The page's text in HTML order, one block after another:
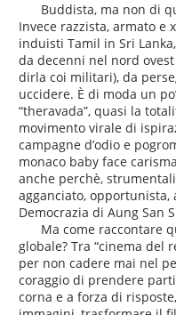
Buddista, ma non di
Invece razzista, armato e
induisti Tamil in Sri
da decenni nel nord
dirla coi militari), da
uccidere. È di moda un
“theravada”, quasi la
movimento virale di
campagne d’odio e
monaco baby face
anche perchè,
agganciato, opportunista,
Democrazia di Aung San
Ma come raccontare
globale? Tra “cinema del
per non cadere mai nel
coraggio di prendere
corna e a forza di